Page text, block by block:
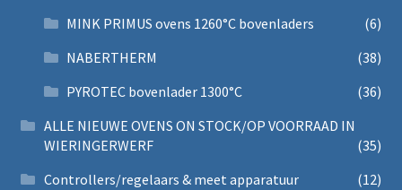
MINK PRIMUS ovens 1260°C bovenladers
(6)
NABERTHERM
(38)
PYROTEC bovenlader 1300°C
(36)
ALLE NIEUWE OVENS ON STOCK/OP VOORRAAD IN
WIERINGERWERF
(35)
Controllers/regelaars & meet apparatuur
(12)